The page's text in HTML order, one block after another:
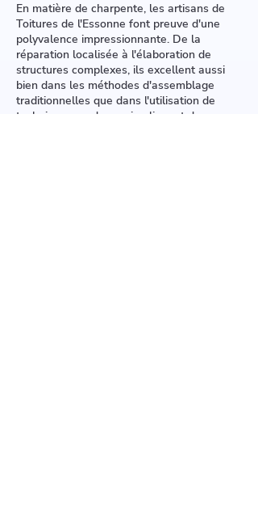
En matière de charpente, les artisans de
Toitures de l'Essonne font preuve d'une
polyvalence impressionnante. De la
réparation localisée à l'élaboration de
structures complexes, ils excellent aussi
bien dans les méthodes d'assemblage
traditionnelles que dans l'utilisation de
techniques modernes impliquant des